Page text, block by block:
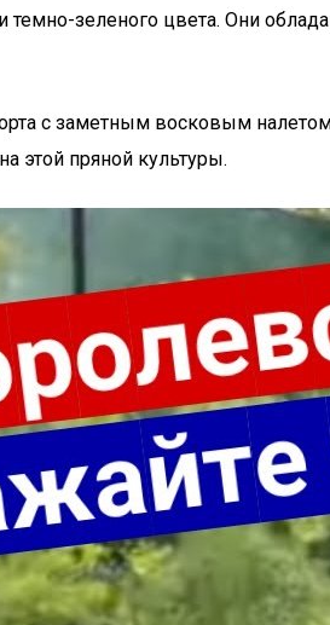
темно-зеленого цвета. Они
с заметным восковым
этой пряной культуры.